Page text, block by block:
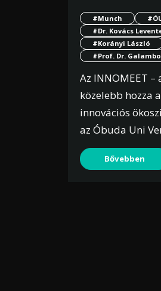
#Munch
#Dr. Kovács
#Korányi László
#Prof. Dr.
Az INNOMEET
közelebb hozza
innovációs
az Óbuda Uni
Bővebben